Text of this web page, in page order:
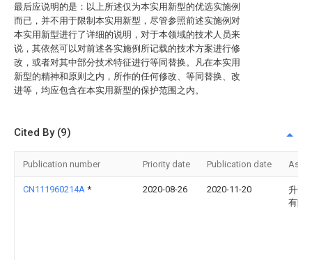
最后应说明的是：以上所述仅为本实用新型的优选实施例
而已，并不用于限制本实用新型，尽管参照前述实施例对
本实用新型进行了详细的说明，对于本领域的技术人员来
说，其依然可以对前述各实施例所记载的技术方案进行修
改，或者对其中部分技术特征进行等同替换。凡在本实用
新型的精神和原则之内，所作的任何修改、等同替换、改
进等，均应包含在本实用新型的保护范围之内。
Cited By (9)
Publication number Priority date Publication date
CN111960214A * 2020-08-26 2020-11-20
升华
有限